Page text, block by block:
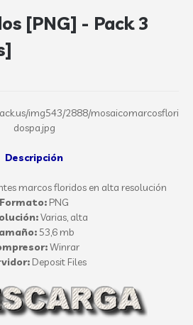
[PNG] - Pack 3
Descripción
marcos floridos en alta resolución
Formato: PNG
Varias, alta
53,6 mb
Winrar
Deposit Files